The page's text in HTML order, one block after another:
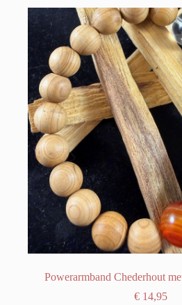
Powerarmband Chederhout
€ 14,95